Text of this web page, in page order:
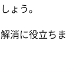
ょう。
消に役立ちま